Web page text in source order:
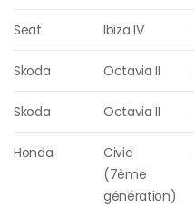
Seat Ibiza IV
Skoda Octavia II
Skoda Octavia II
Honda
Civic
(7ème
génération)